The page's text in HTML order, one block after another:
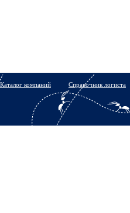
Каталог компаний Справочник логиста